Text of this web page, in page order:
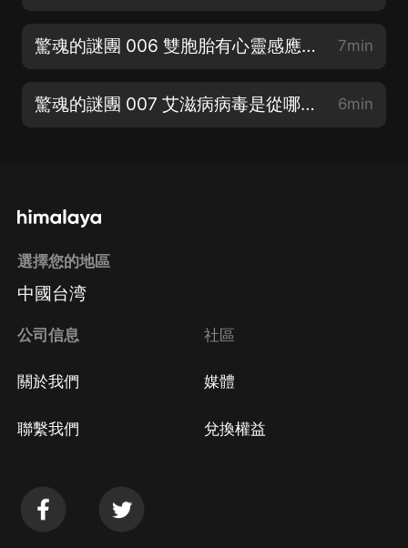
驚魂的謎團 006 雙胞胎有心靈感應之謎 7min
驚魂的謎團 007 艾滋病病毒是從哪來的 6min
選擇您的地區
中國台湾
公司信息
關於我們
聯繫我們
社區
媒體
兌換權益